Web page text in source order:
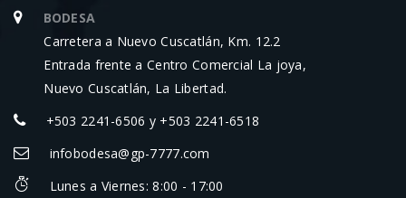
BODESA
Carretera a Nuevo Cuscatlán, Km. 12.2
Entrada frente a Centro Comercial La joya,
Nuevo Cuscatlán, La Libertad.
+503 2241-6506 y +503 2241-6518
infobodesa@gp-7777.com
Lunes a Viernes: 8:00 - 17:00